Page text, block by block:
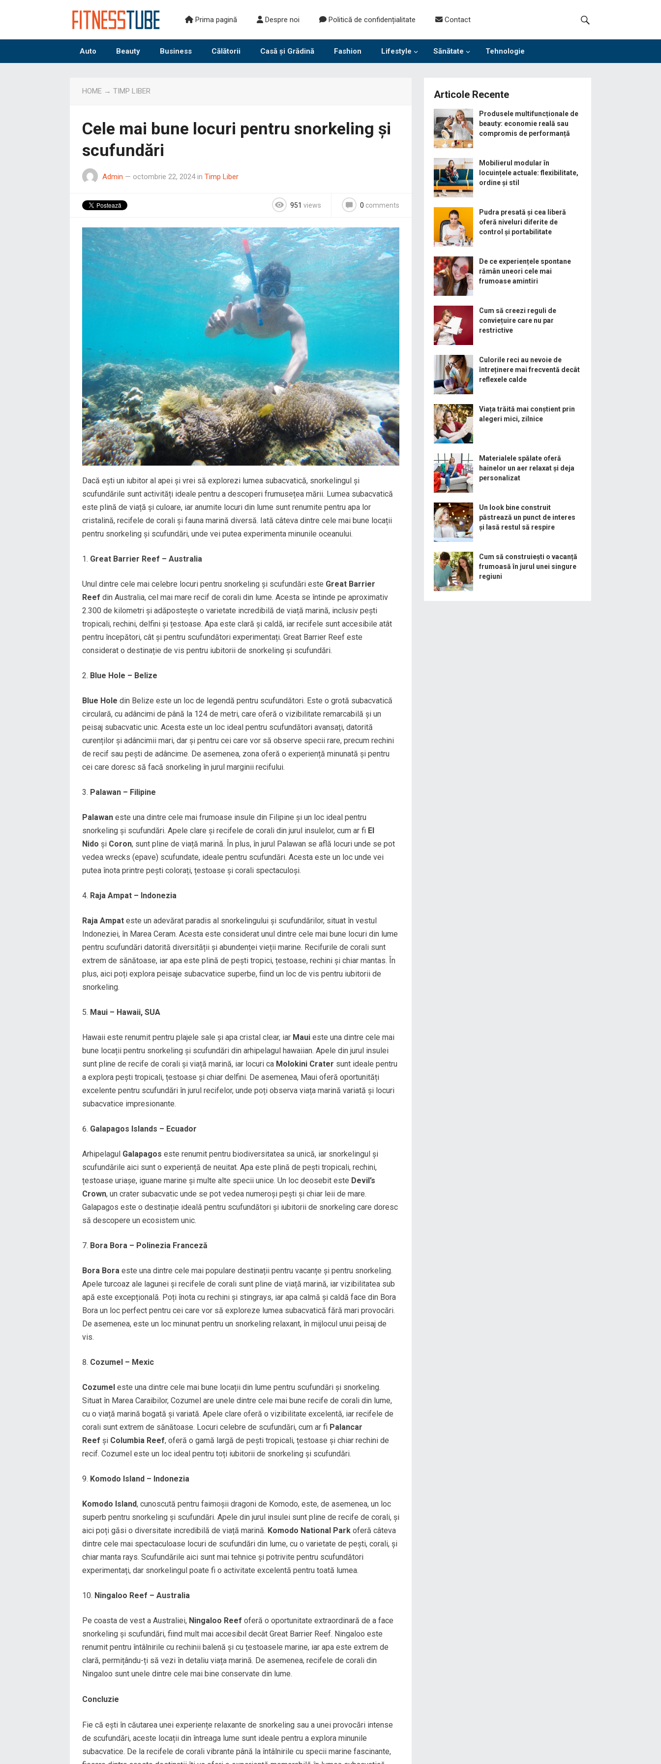
Prima pagină Despre noi Politică de confidențialitate Contact
Auto Beauty Business Călătorii Casă și Grădină Fashion Lifestyle Sănătate Tehnologie
HOME → TIMP LIBER
Cele mai bune locuri pentru snorkeling și
scufundări
Admin — octombrie 22, 2024 in Timp Liber
951 views 0 comments
Dacă ești un iubitor al apei și vrei să explorezi lumea subacvatică, snorkelingul și
scufundările sunt activități ideale pentru a descoperi frumusețea mării. Lumea subacvatică
este plină de viață și culoare, iar anumite locuri din lume sunt renumite pentru apa lor
cristalină, recifele de corali și fauna marină diversă. Iată câteva dintre cele mai bune locații
pentru snorkeling și scufundări, unde vei putea experimenta minunile oceanului.
Great Barrier Reef – Australia
Unul dintre cele mai celebre locuri pentru snorkeling și scufundări este Great Barrier
Reef din Australia, cel mai mare recif de corali din lume. Acesta se întinde pe aproximativ
2.300 de kilometri și adăpostește o varietate incredibilă de viață marină, inclusiv pești
tropicali, rechini, delfini și țestoase. Apa este clară și caldă, iar recifele sunt accesibile atât
pentru începători, cât și pentru scufundători experimentați. Great Barrier Reef este
considerat o destinație de vis pentru iubitorii de snorkeling și scufundări.
Blue Hole – Belize
Blue Hole din Belize este un loc de legendă pentru scufundători. Este o grotă subacvatică
circulară, cu adâncimi de până la 124 de metri, care oferă o vizibilitate remarcabilă și un
peisaj subacvatic unic. Acesta este un loc ideal pentru scufundători avansați, datorită
curenților și adâncimii mari, dar și pentru cei care vor să observe specii rare, precum rechini
de recif sau pești de adâncime. De asemenea, zona oferă o experiență minunată și pentru
cei care doresc să facă snorkeling în jurul marginii recifului.
Palawan – Filipine
Palawan este una dintre cele mai frumoase insule din Filipine și un loc ideal pentru
snorkeling și scufundări. Apele clare și recifele de corali din jurul insulelor, cum ar fi El
Nido și Coron, sunt pline de viață marină. În plus, în jurul Palawan se află locuri unde se pot
vedea wrecks (epave) scufundate, ideale pentru scufundări. Acesta este un loc unde vei
putea înota printre pești colorați, țestoase și corali spectaculoși.
Raja Ampat – Indonezia
Raja Ampat este un adevărat paradis al snorkelingului și scufundărilor, situat în vestul
Indoneziei, în Marea Ceram. Acesta este considerat unul dintre cele mai bune locuri din lume
pentru scufundări datorită diversității și abundenței vieții marine. Recifurile de corali sunt
extrem de sănătoase, iar apa este plină de pești tropici, țestoase, rechini și chiar mantas. În
plus, aici poți explora peisaje subacvatice superbe, fiind un loc de vis pentru iubitorii de
snorkeling.
Maui – Hawaii, SUA
Hawaii este renumit pentru plajele sale și apa cristal clear, iar Maui este una dintre cele mai
bune locații pentru snorkeling și scufundări din arhipelagul hawaiian. Apele din jurul insulei
sunt pline de recife de corali și viață marină, iar locuri ca Molokini Crater sunt ideale pentru
a explora pești tropicali, țestoase și chiar delfini. De asemenea, Maui oferă oportunități
excelente pentru scufundări în jurul recifelor, unde poți observa viața marină variată și locuri
subacvatice impresionante.
Galapagos Islands – Ecuador
Arhipelagul Galapagos este renumit pentru biodiversitatea sa unică, iar snorkelingul și
scufundările aici sunt o experiență de neuitat. Apa este plină de pești tropicali, rechini,
țestoase uriașe, iguane marine și multe alte specii unice. Un loc deosebit este Devil’s
Crown, un crater subacvatic unde se pot vedea numeroși pești și chiar leii de mare.
Galapagos este o destinație ideală pentru scufundători și iubitorii de snorkeling care doresc
să descopere un ecosistem unic.
Bora Bora – Polinezia Franceză
Bora Bora este una dintre cele mai populare destinații pentru vacanțe și pentru snorkeling.
Apele turcoaz ale lagunei și recifele de corali sunt pline de viață marină, iar vizibilitatea sub
apă este excepțională. Poți înota cu rechini și stingrays, iar apa calmă și caldă face din Bora
Bora un loc perfect pentru cei care vor să exploreze lumea subacvatică fără mari provocări.
De asemenea, este un loc minunat pentru un snorkeling relaxant, în mijlocul unui peisaj de
vis.
Cozumel – Mexic
Cozumel este una dintre cele mai bune locații din lume pentru scufundări și snorkeling.
Situat în Marea Caraibilor, Cozumel are unele dintre cele mai bune recife de corali din lume,
cu o viață marină bogată și variată. Apele clare oferă o vizibilitate excelentă, iar recifele de
corali sunt extrem de sănătoase. Locuri celebre de scufundări, cum ar fi Palancar
Reef și Columbia Reef, oferă o gamă largă de pești tropicali, țestoase și chiar rechini de
recif. Cozumel este un loc ideal pentru toți iubitorii de snorkeling și scufundări.
Komodo Island – Indonezia
Komodo Island, cunoscută pentru faimoșii dragoni de Komodo, este, de asemenea, un loc
superb pentru snorkeling și scufundări. Apele din jurul insulei sunt pline de recife de corali, și
aici poți găsi o diversitate incredibilă de viață marină. Komodo National Park oferă câteva
dintre cele mai spectaculoase locuri de scufundări din lume, cu o varietate de pești, corali, și
chiar manta rays. Scufundările aici sunt mai tehnice și potrivite pentru scufundători
experimentați, dar snorkelingul poate fi o activitate excelentă pentru toată lumea.
Ningaloo Reef – Australia
Pe coasta de vest a Australiei, Ningaloo Reef oferă o oportunitate extraordinară de a face
snorkeling și scufundări, fiind mult mai accesibil decât Great Barrier Reef. Ningaloo este
renumit pentru întâlnirile cu rechinii balenă și cu țestoasele marine, iar apa este extrem de
clară, permițându-ți să vezi în detaliu viața marină. De asemenea, recifele de corali din
Ningaloo sunt unele dintre cele mai bine conservate din lume.
Concluzie
Fie că ești în căutarea unei experiențe relaxante de snorkeling sau a unei provocări intense
de scufundări, aceste locații din întreaga lume sunt ideale pentru a explora minunile
subacvatice. De la recifele de corali vibrante până la întâlnirile cu specii marine fascinante,
Articole Recente
Produsele multifuncționale de
beauty: economie reală sau
compromis de performanță
Mobilierul modular în
locuințele actuale: flexibilitate,
ordine și stil
Pudra presată și cea liberă
oferă niveluri diferite de
control și portabilitate
De ce experiențele spontane
rămân uneori cele mai
frumoase amintiri
Cum să creezi reguli de
conviețuire care nu par
restrictive
Culorile reci au nevoie de
întreținere mai frecventă decât
reflexele calde
Viața trăită mai conștient prin
alegeri mici, zilnice
Materialele spălate oferă
hainelor un aer relaxat și deja
personalizat
Un look bine construit
păstrează un punct de interes
și lasă restul să respire
Cum să construiești o vacanță
frumoasă în jurul unei singure
regiuni